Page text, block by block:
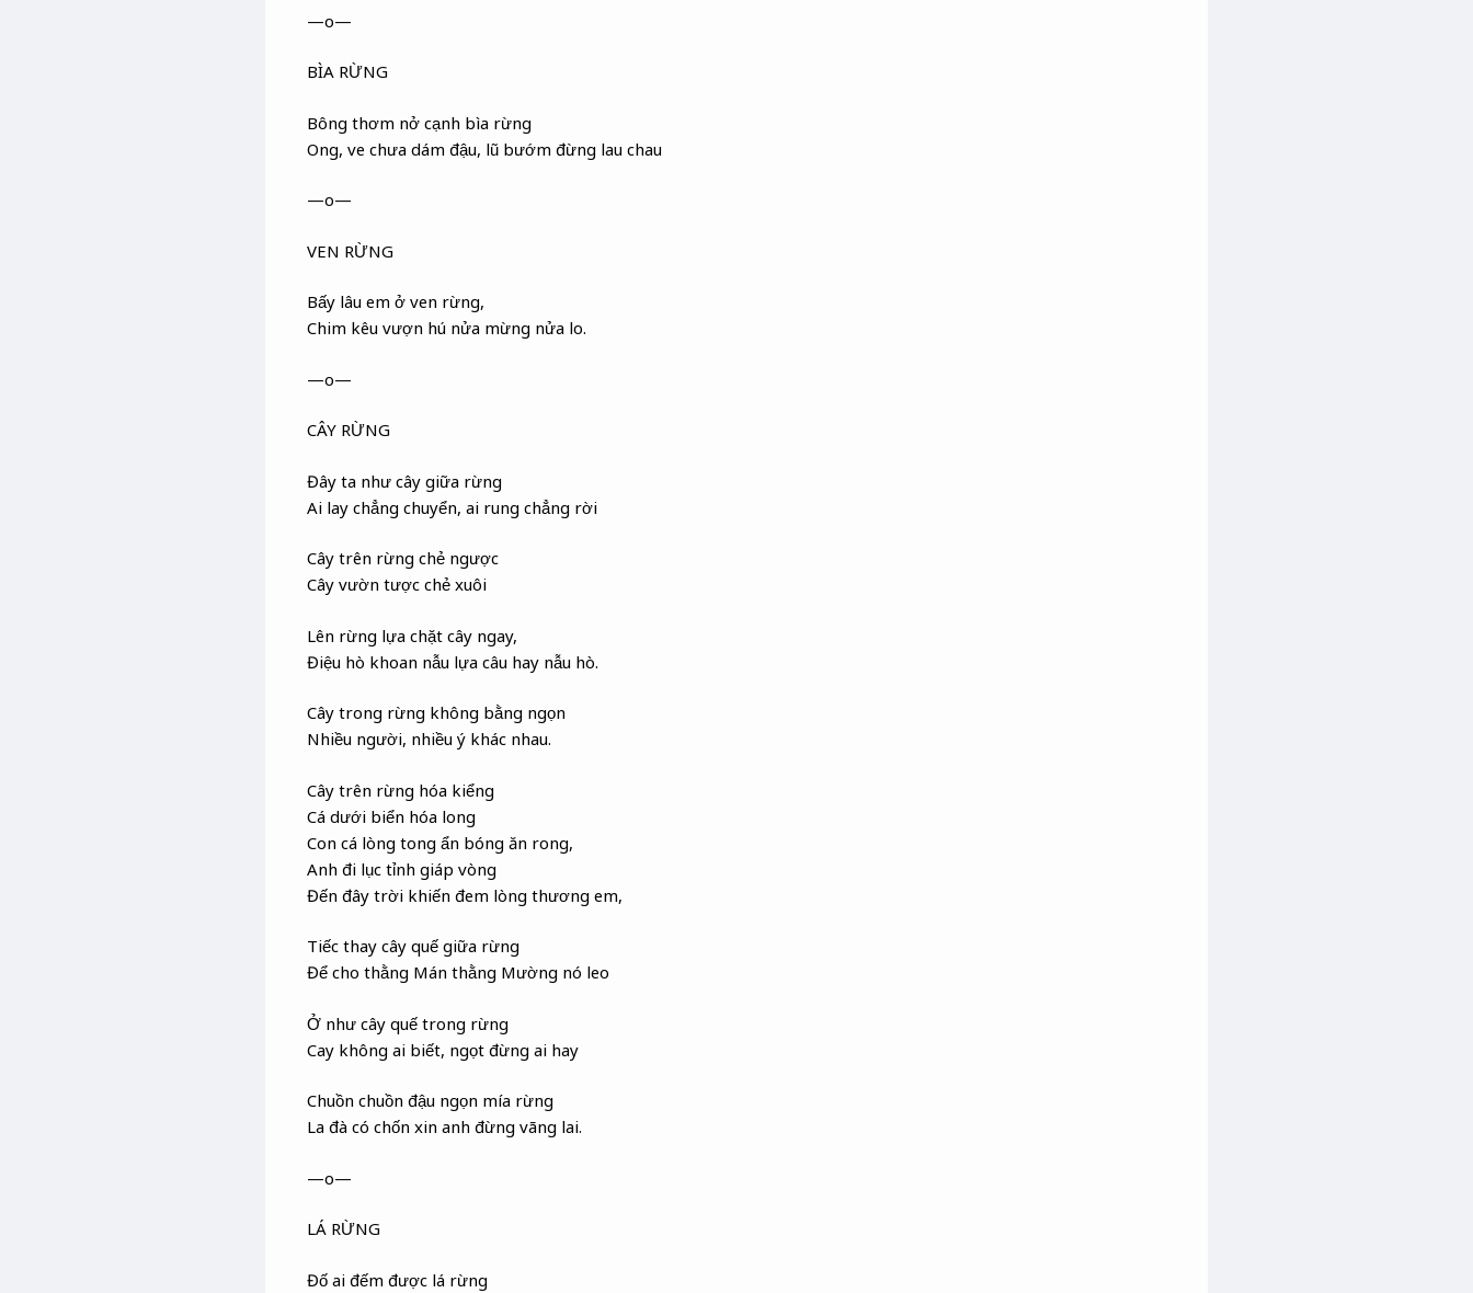
—o—
BÌA RỪNG
Bông thơm nở cạnh bìa rừng
Ong, ve chưa dám đậu, lũ bướm đừng lau chau
—o—
VEN RỪNG
Bấy lâu em ở ven rừng,
Chim kêu vượn hú nửa mừng nửa lo.
—o—
CÂY RỪNG
Đây ta như cây giữa rừng
Ai lay chẳng chuyển, ai rung chẳng rời
Cây trên rừng chẻ ngược
Cây vườn tược chẻ xuôi
Lên rừng lựa chặt cây ngay,
Điệu hò khoan nẫu lựa câu hay nẫu hò.
Cây trong rừng không bằng ngọn
Nhiều người, nhiều ý khác nhau.
Cây trên rừng hóa kiểng
Cá dưới biển hóa long
Con cá lòng tong ẩn bóng ăn rong,
Anh đi lục tỉnh giáp vòng
Đến đây trời khiến đem lòng thương em,
Tiếc thay cây quế giữa rừng
Để cho thằng Mán thằng Mường nó leo
Ở như cây quế trong rừng
Cay không ai biết, ngọt đừng ai hay
Chuồn chuồn đậu ngọn mía rừng
La đà có chốn xin anh đừng vãng lai.
—o—
LÁ RỪNG
Đố ai đếm được lá rừng